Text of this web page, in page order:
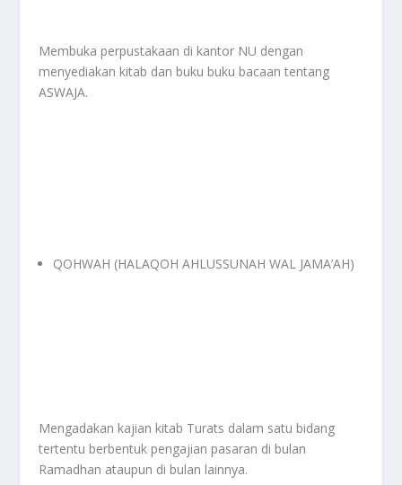
Membuka perpustakaan di kantor NU dengan
menyediakan kitab dan buku buku bacaan tentang
ASWAJA.
QOHWAH (HALAQOH AHLUSSUNAH WAL JAMA’AH)
Mengadakan kajian kitab Turats dalam satu bidang
tertentu berbentuk pengajian pasaran di bulan
Ramadhan ataupun di bulan lainnya.